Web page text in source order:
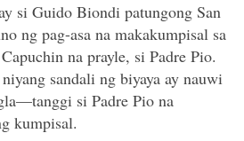
si Guido Biondi patungong San
ng pag-asa na makakumpisal sa
na prayle, si Padre Pio.
sandali ng biyaya ay nauwi
si Padre Pio na
kumpisal.